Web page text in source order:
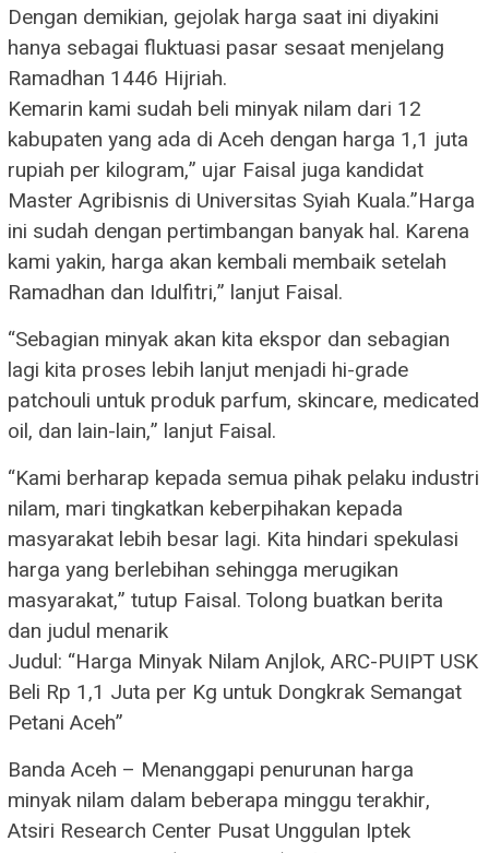
Dengan demikian, gejolak harga saat ini diyakini
hanya sebagai fluktuasi pasar sesaat menjelang
Ramadhan 1446 Hijriah.
Kemarin kami sudah beli minyak nilam dari 12
kabupaten yang ada di Aceh dengan harga 1,1 juta
rupiah per kilogram,” ujar Faisal juga kandidat
Master Agribisnis di Universitas Syiah Kuala.”Harga
ini sudah dengan pertimbangan banyak hal. Karena
kami yakin, harga akan kembali membaik setelah
Ramadhan dan Idulfitri,” lanjut Faisal.
“Sebagian minyak akan kita ekspor dan sebagian
lagi kita proses lebih lanjut menjadi hi-grade
patchouli untuk produk parfum, skincare, medicated
oil, dan lain-lain,” lanjut Faisal.
“Kami berharap kepada semua pihak pelaku industri
nilam, mari tingkatkan keberpihakan kepada
masyarakat lebih besar lagi. Kita hindari spekulasi
harga yang berlebihan sehingga merugikan
masyarakat,” tutup Faisal. Tolong buatkan berita
dan judul menarik
Judul: “Harga Minyak Nilam Anjlok, ARC-PUIPT USK
Beli Rp 1,1 Juta per Kg untuk Dongkrak Semangat
Petani Aceh”
Banda Aceh – Menanggapi penurunan harga
minyak nilam dalam beberapa minggu terakhir,
Atsiri Research Center Pusat Unggulan Iptek